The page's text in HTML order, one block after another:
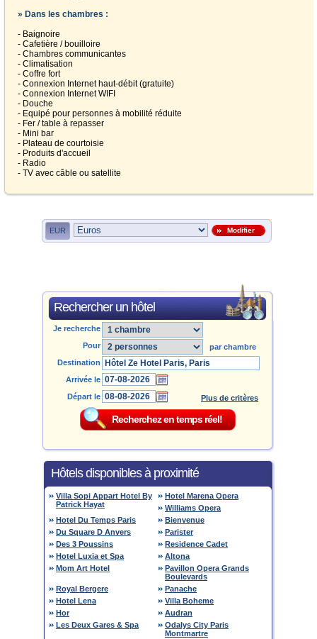
» Dans les chambres :
- Baignoire
- Cafetière / bouilloire
- Chambres communicantes
- Climatisation
- Coffre fort
- Connexion Internet haut-débit (gratuite)
- Connexion Internet WIFI
- Douche
- Equipé pour personnes à mobilité réduite
- Fer / table à repasser
- Mini bar
- Plateau de courtoisie
- Produits d'accueil
- Radio
- TV avec câble ou satellite
EUR Modifier
Rechercher un hôtel
Je recherche
Pour
par chambre
Destination
Arrivée le
Départ le
Plus de critères
Hôtels disponibles à proximité
Villa Sopi Appart Hotel By
Patrick Hayat
Hotel Marena Opera
Williams Opera
Hotel Du Temps Paris
Bienvenue
Du Square D Anvers
Parister
Des 3 Poussins
Residence Cadet
Hotel Luxia et Spa
Altona
Mom Art Hotel
Pavillon Opera Grands
Boulevards
Royal Bergere
Panache
Hotel Lena
Villa Boheme
Hor
Audran
Les Deux Gares & Spa
Odalys City Paris
Montmartre